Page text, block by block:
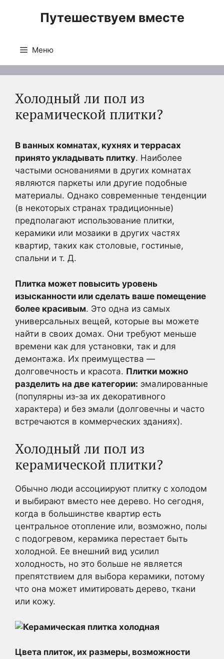
Путешествуем вместе
Меню
Холодный ли пол из
керамической плитки?
В ванных комнатах, кухнях и террасах
принято укладывать плитку. Наиболее
частыми основаниями в других комнатах
являются паркеты или другие подобные
материалы. Однако современные тенденции
(в некоторых странах традиционные)
предполагают использование плитки,
керамики или мозаики в других частях
квартир, таких как столовые, гостиные,
спальни и т. Д.
Плитка может повысить уровень
изысканности или сделать ваше помещение
более красивым. Это одна из самых
универсальных вещей, которые вы можете
найти в своих домах. Они требуют меньше
времени как для установки, так и для
демонтажа. Их преимущества —
долговечность и красота. Плитки можно
разделить на две категории: эмалированные
(популярны из-за их декоративного
характера) и без эмали (долговечны и часто
встречаются в коммерческих зданиях).
Холодный ли пол из
керамической плитки?
Обычно люди ассоциируют плитку с холодом
и выбирают вместо нее дерево. Но сегодня,
когда в большинстве квартир есть
центральное отопление или, возможно, полы
с подогревом, керамика перестает быть
холодной. Ее внешний вид усилил
холодность, но это больше не является
препятствием для выбора керамики, потому
что она может имитировать дерево, ткани
или кожу.
Цвета плиток, их размеры, возможности